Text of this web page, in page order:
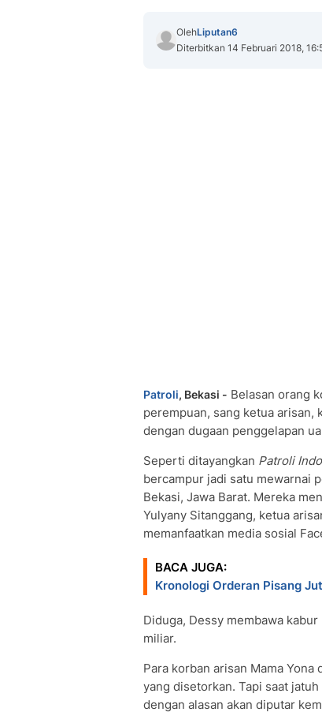
OlehLiputan6
Diterbitkan 14 Februari 2018,
Patroli, Bekasi - Belasan orang
perempuan, sang ketua arisan,
dengan dugaan penggelapan
Seperti ditayangkan Patroli
bercampur jadi satu mewarnai
Bekasi, Jawa Barat. Mereka
Yulyany Sitanggang, ketua
memanfaatkan media sosial
BACA JUGA:
Kronologi Orderan Pisang
Diduga, Dessy membawa
miliar.
Para korban arisan Mama
yang disetorkan. Tapi saat
dengan alasan akan diputar